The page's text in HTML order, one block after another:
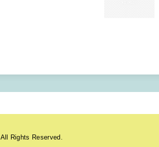
All Rights Reserved.